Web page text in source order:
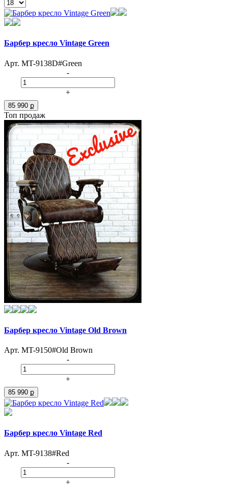
Барбер кресло Vintage Green
Арт. MT-9138D#Green
-
+
85 990 ք
Топ продаж
Барбер кресло Vintage Old Brown
Арт. MT-9150#Old Brown
-
+
85 990 ք
Барбер кресло Vintage Red
Арт. MT-9138#Red
-
+